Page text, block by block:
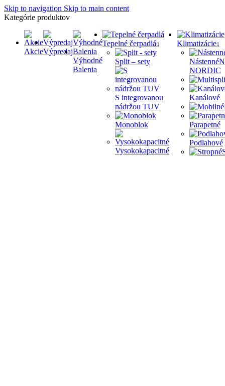
Skip to navigation Skip to main content
Kategórie produktov
AkcieVýpredaj
Výhodné
Balenia
Tepelné čerpadlá
Split – sety
S integrovanou
nádržou TUV
Monoblok
Vysokokapacitné
Klimatizácie
Nástenné
NORDIC
Kanálové
Parapetné
Podlahové